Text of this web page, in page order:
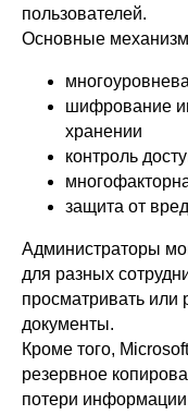
пользователей.
Основные
шифрование
хранении
контроль
защита от
Администраторы
для разных
просматривать или
документы.
Кроме того,
резервное
потери